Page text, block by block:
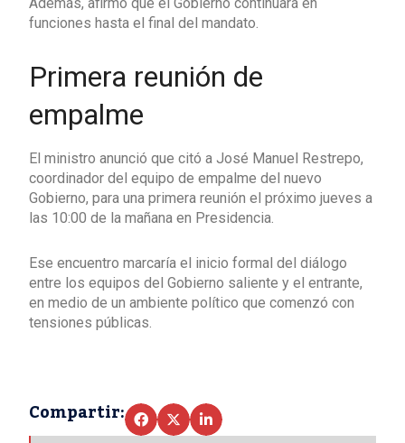
Además, afirmó que el Gobierno continuará en
funciones hasta el final del mandato.
Primera reunión de
empalme
El ministro anunció que citó a José Manuel Restrepo,
coordinador del equipo de empalme del nuevo
Gobierno, para una primera reunión el próximo jueves a
las 10:00 de la mañana en Presidencia.
Ese encuentro marcaría el inicio formal del diálogo
entre los equipos del Gobierno saliente y el entrante,
en medio de un ambiente político que comenzó con
tensiones públicas.
Compartir: